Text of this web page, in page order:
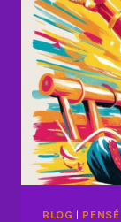
BLOG |